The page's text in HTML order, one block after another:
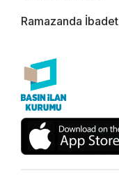
Ramazanda İbadet